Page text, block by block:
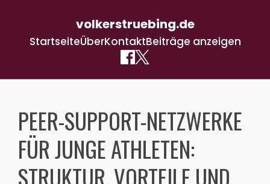
volkerstruebing.de
StartseiteÜberKontaktBeiträge anzeigen
contentPEER-SUPPORT-NETZWERKE
FÜR JUNGE ATHLETEN:
STRUKTUR, VORTEILE UND